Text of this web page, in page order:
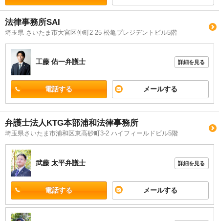
法律事務所SAI
埼玉県 さいたま市大宮区仲町2-25 松亀プレジデントビル5階
工藤 佑一弁護士 詳細を見る
電話する メールする
弁護士法人KTG本部浦和法律事務所
埼玉県さいたま市浦和区東高砂町3-2 ハイフィールドビル5階
武藤 太平弁護士 詳細を見る
電話する メールする